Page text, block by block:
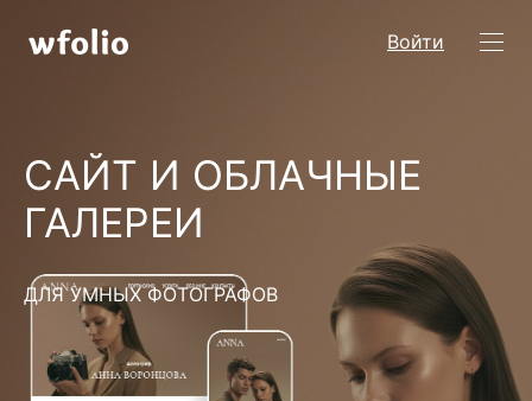
Войти
САЙТ И ОБЛАЧНЫЕ
ГАЛЕРЕИ
ДЛЯ УМНЫХ ФОТОГРАФОВ